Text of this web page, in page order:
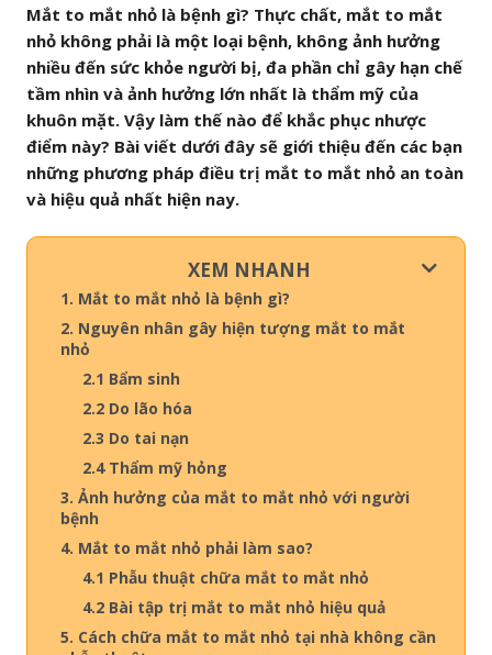
Mắt to mắt nhỏ là bệnh gì? Thực chất, mắt to mắt
nhỏ không phải là một loại bệnh, không ảnh hưởng
nhiều đến sức khỏe người bị, đa phần chỉ gây hạn chế
tầm nhìn và ảnh hưởng lớn nhất là thẩm mỹ của
khuôn mặt. Vậy làm thế nào để khắc phục nhược
điểm này? Bài viết dưới đây sẽ giới thiệu đến các bạn
những phương pháp điều trị mắt to mắt nhỏ an toàn
và hiệu quả nhất hiện nay.
XEM NHANH
1. Mắt to mắt nhỏ là bệnh gì?
2. Nguyên nhân gây hiện tượng mắt to mắt
nhỏ
2.1 Bẩm sinh
2.2 Do lão hóa
2.3 Do tai nạn
2.4 Thẩm mỹ hỏng
3. Ảnh hưởng của mắt to mắt nhỏ với người
bệnh
4. Mắt to mắt nhỏ phải làm sao?
4.1 Phẫu thuật chữa mắt to mắt nhỏ
4.2 Bài tập trị mắt to mắt nhỏ hiệu quả
5. Cách chữa mắt to mắt nhỏ tại nhà không cần